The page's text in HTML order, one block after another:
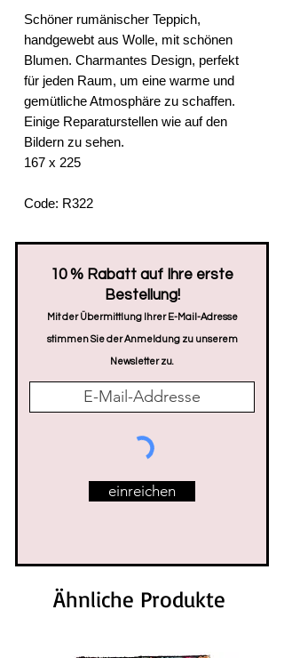
Schöner rumänischer Teppich,
handgewebt aus Wolle, mit schönen
Blumen. Charmantes Design, perfekt
für jeden Raum, um eine warme und
gemütliche Atmosphäre zu schaffen.
Einige Reparaturstellen wie auf den
Bildern zu sehen.
167 x 225
Code: R322
​10 % Rabatt auf Ihre erste
Bestellung!
Mit der Übermittlung Ihrer E-Mail-Adresse
stimmen Sie der Anmeldung zu unserem
Newsletter zu.
einreichen
Ähnliche Produkte